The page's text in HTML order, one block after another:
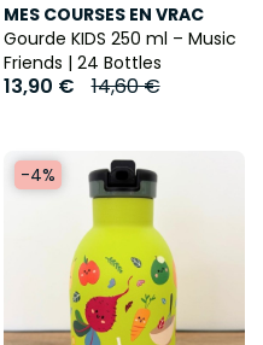
MES COURSES EN VRAC
Gourde KIDS 250 ml – Music
Friends | 24 Bottles
13,90 € 14,60 €
-4%